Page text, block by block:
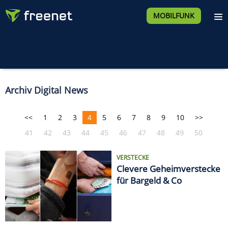
MOBILFUNK
Archiv Digital News
<< 1 2 3 4 5 6 7 8 9 10
>>
41
42 43 44 45 46 47 48 49 50
VERSTECKE
Clevere Geheimverstecke
für Bargeld & Co